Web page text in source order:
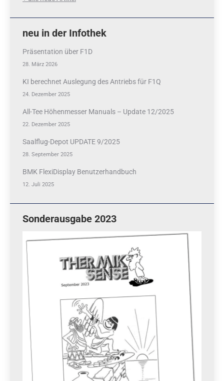
neu in der Infothek
Präsentation über F1D
28. März 2026
KI berechnet Auslegung des Antriebs für F1Q
24. Dezember 2025
All-Tee Höhenmesser Manuals – Update 12/2025
22. Dezember 2025
Saalflug-Depot UPDATE 9/2025
28. September 2025
BMK FlexiDisplay Benutzerhandbuch
12. Juli 2025
Sonderausgabe 2023